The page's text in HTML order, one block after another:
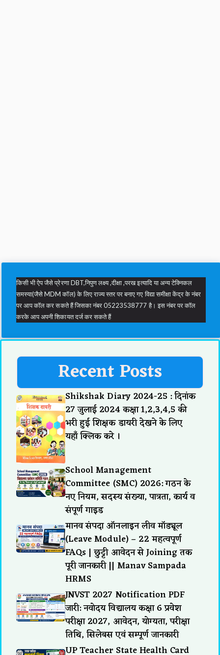
किसी भी ऐप जैसे प्रेरणा DBT,निपुण लक्ष्य ,दीक्षा ,परख इत्यादि या अन्य टेक्निकल
समस्या(जैसे MDM कॉल) के लिए राज्य स्तर पर बनाए गए विद्या समीक्षा केंद्र के नंबर
पर आप कॉल कर सकते हैं जिसका नंबर 05223538777 है। इस नंबर पर कॉल
करके आप अपनी शिकायत दर्ज कर सकते हैं
Recent Posts
Shikshak Diary 2024-25 : दिनांक
27 जुलाई 2024 कक्षा 1,2,3,4,5 की
भरी हुई शिक्षक डायरी देखने के लिए
यहाँ क्लिक करे ।
School Management
Committee (SMC) 2026: गठन के
नए नियम, सदस्य संख्या, पात्रता, कार्य व
संपूर्ण गाइड
मानव संपदा ऑनलाइन लीव मॉड्यूल
(Leave Module) – 22 महत्वपूर्ण
FAQs | छुट्टी आवेदन से Joining तक
पूरी जानकारी || Manav Sampada
HRMS
JNVST 2027 Notification PDF
जारी: नवोदय विद्यालय कक्षा 6 प्रवेश
परीक्षा 2027, आवेदन, योग्यता, परीक्षा
तिथि, सिलेबस एवं सम्पूर्ण जानकारी
UP Teacher State Health Card